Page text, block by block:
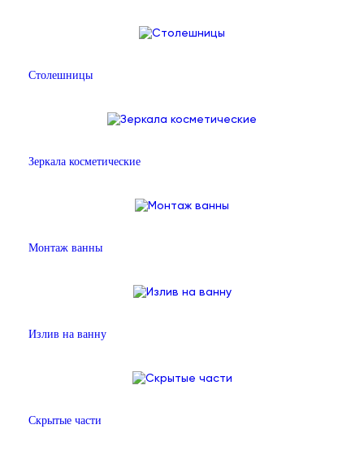
Столешницы
Зеркала косметические
Монтаж ванны
Излив на ванну
Скрытые части